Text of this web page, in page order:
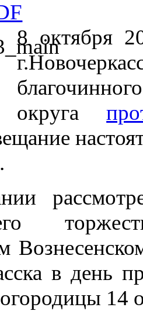
8 октября
округа
в день
14